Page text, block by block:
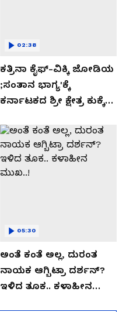
ಕತ್ರಿನಾ ಕೈಫ್-ವಿಕ್ಕಿ ಜೋಡಿಯ
;ಸಂತಾನ ಭಾಗ್ಯ'ಕ್ಕೆ
ಕರ್ನಾಟಕದ ಶ್ರೀ ಕ್ಷೇತ್ರ ಕುಕ್ಕೆ
02:38
ಅಂತೆ ಕಂತೆ ಅಲ್ಲ, ದುರಂತ
ನಾಯಕ ಆಗ್ಬಿಟ್ರಾ ದರ್ಶನ್?
ಇಳಿದ ತೂಕ.. ಕಳಾಹೀನ
05:30